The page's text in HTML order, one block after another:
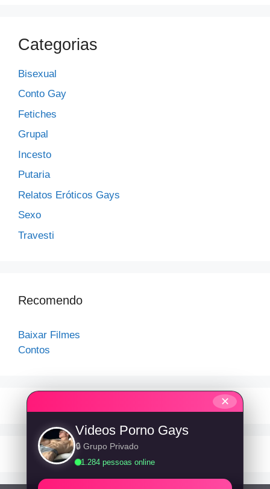
Categorias
Bisexual
Conto Gay
Fetiches
Grupal
Incesto
Putaria
Relatos Eróticos Gays
Sexo
Travesti
Recomendo
Baixar Filmes
Contos
✕
Videos Porno Gays
🔒 Grupo Privado
1.284 pessoas online